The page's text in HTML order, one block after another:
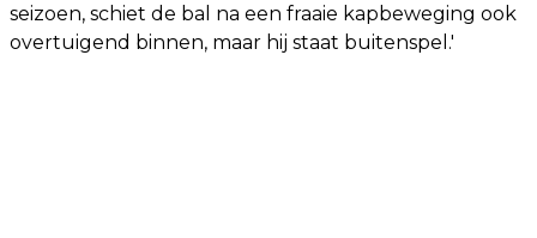
seizoen, schiet de bal na een fraaie kapbeweging ook
overtuigend binnen, maar hij staat buitenspel.'